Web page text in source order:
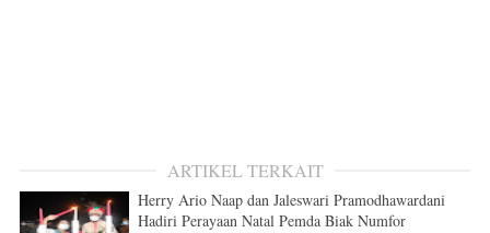
ARTIKEL TERKAIT
Herry Ario Naap dan Jaleswari Pramodhawardani
Hadiri Perayaan Natal Pemda Biak Numfor